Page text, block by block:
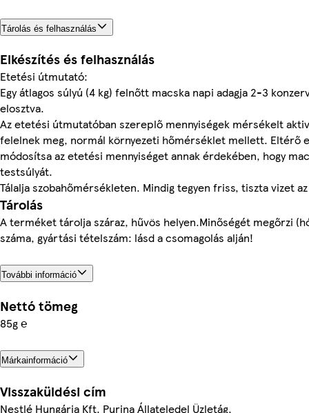
Tárolás és felhasználás
Elkészítés és felhasználás
Etetési útmutató:
Egy átlagos súlyú (4 kg) felnőtt macska napi adagja 2-3
elosztva.
Az etetési útmutatóban szereplő mennyiségek mérsékelt
felelnek meg, normál környezeti hőmérséklet mellett. Eltérő
módosítsa az etetési mennyiséget annak érdekében, hogy
testsúlyát.
Tálalja szobahőmérsékleten. Mindig tegyen friss, tiszta vizet
Tárolás
A terméket tárolja száraz, hűvös helyen.Minőségét megőrzi
száma, gyártási tételszám: lásd a csomagolás alján!
További információ
Nettó tömeg
85g ℮
Márkainformáció
Visszaküldési cím
Nestlé Hungária Kft. Purina Állateledel Üzletág,